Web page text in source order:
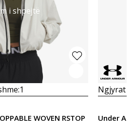
i shpejtë
1
WOVEN RSTOP
Ngjyrat e
Under